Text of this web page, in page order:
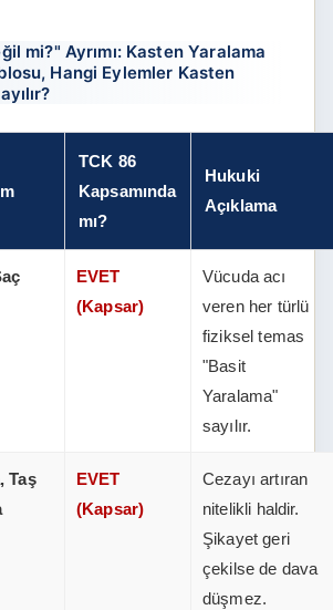
mi?" Ayrımı: Kasten Yaralama
Hangi Eylemler Kasten
TCK 86
Kapsamında
mı?
Hukuki
Açıklama
EVET
(Kapsar)
Vücuda acı
veren her türlü
fiziksel temas
"Basit
Yaralama"
sayılır.
Taş
EVET
(Kapsar)
Cezayı artıran
nitelikli haldir.
Şikayet geri
çekilse de dava
düşmez.